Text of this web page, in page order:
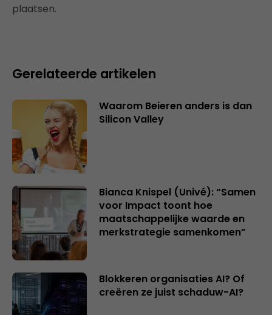
plaatsen.
Gerelateerde artikelen
Waarom Beieren anders is dan
Silicon Valley
Bianca Knispel (Univé): “Samen
voor Impact toont hoe
maatschappelijke waarde en
merkstrategie samenkomen”
Blokkeren organisaties AI? Of
creëren ze juist schaduw-AI?